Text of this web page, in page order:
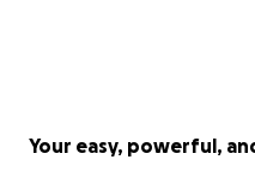
Your easy, powerful,